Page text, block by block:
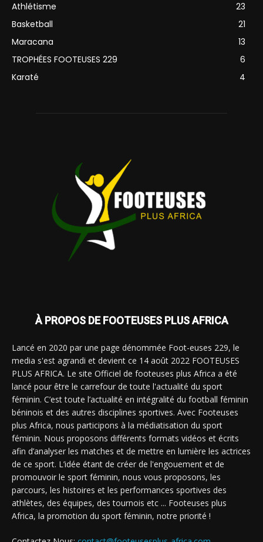
Athlétisme
23
Basketball
21
Maracana
13
TROPHÉES FOOTEUSES 229
6
Karaté
4
À PROPOS DE FOOTEUSES PLUS AFRICA
Lancé en 2020 par une page dénommée Foot-euses 229, le
media s'est agrandi et devient ce 14 août 2022 FOOTEUSES
PLUS AFRICA. Le site Officiel de footeuses plus Africa a été
lancé pour être le carrefour de toute l'actualité du sport
féminin. C’est toute l’actualité en intégralité du football féminin
béninois et des autres disciplines sportives. Avec Footeuses
plus Africa, nous participons à la médiatisation du sport
féminin. Nous proposons différents formats vidéos et écrits
afin d’analyser les matches et de mettre en lumière les actrices
de ce sport. L’idée étant de créer de l'engouement et de
promouvoir le sport féminin, nous vous proposons, les
parcours, les histoires et les performances sportives des
athlètes, des équipes, des tournois etc ... Footeuses plus
Africa, la promotion du sport féminin, notre priorité !